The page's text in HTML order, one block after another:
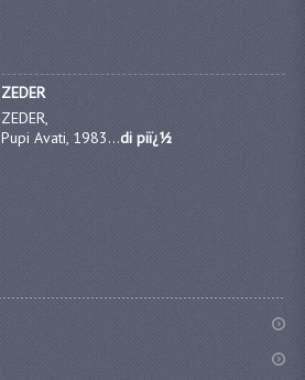
ZEDER
ZEDER,
Pupi Avati, 1983...di piï¿½